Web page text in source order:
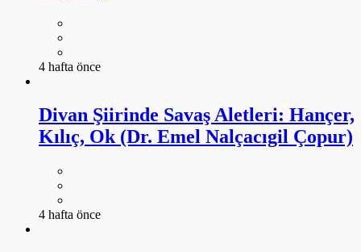
4 hafta önce
Divan Şiirinde Savaş Aletleri: Hançer,
Kılıç, Ok (Dr. Emel Nalçacıgil Çopur)
4 hafta önce